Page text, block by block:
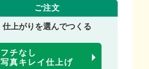
ご注文
仕上がりを選んでつくる
フチなし
写真キレイ仕上げ